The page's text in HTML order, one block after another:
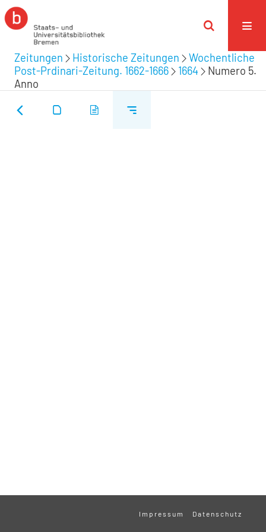
Zeitungen Historische Zeitungen
Wochentliche
Post-Prdinari-Zeitung. 1662-1666
1664
Numero 5.
Anno
Impressum Datenschutz